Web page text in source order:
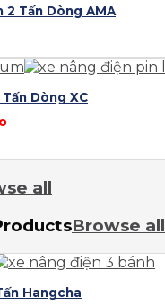
Tấn Dòng AMA
Dòng XC
all
Browse all
Hangcha